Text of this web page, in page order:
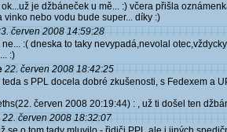
je džbáneček u mě... :) včera přišla
vinko nebo vodu bude super... díky :)
červen 2008 14:59:28
:( dneska to taky nevypadá,nevolal
:)
22. červen 2008 18:42:25
teda s PPL docela dobré zkušenosti, s Fedexem a
červen 2008 20:19:44) : , už ti došel ten
22. červen 2008 18:32:07